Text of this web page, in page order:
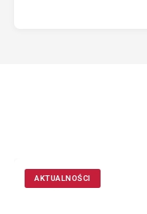
AKTUALNOŚCI